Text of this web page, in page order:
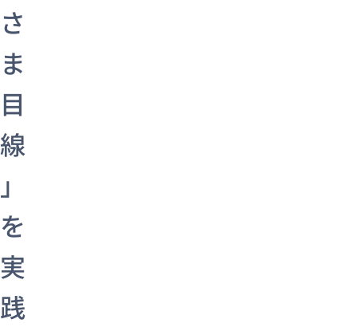
さ
ま
目
線
」
を
実
践